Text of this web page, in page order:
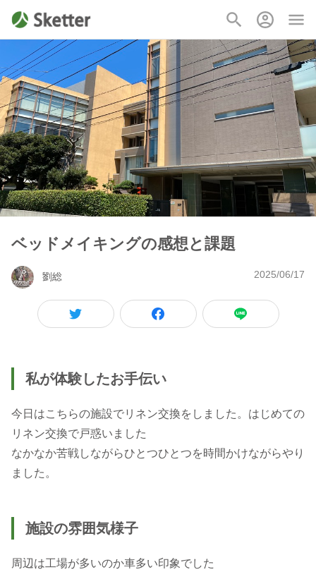
ベッドメイキングの感想と課題
劉総 2025/06/17
私が体験したお手伝い
今日はこちらの施設でリネン交換をしました。はじめての
リネン交換で戸惑いました
なかなか苦戦しながらひとつひとつを時間かけながらやり
ました。
施設の雰囲気様子
周辺は工場が多いのか車多い印象でした